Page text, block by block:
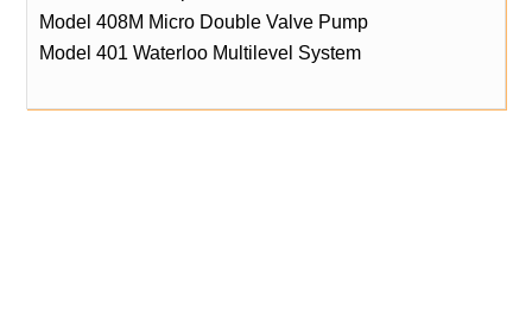
Model 408M Micro Double Valve Pump
Model 401 Waterloo Multilevel System